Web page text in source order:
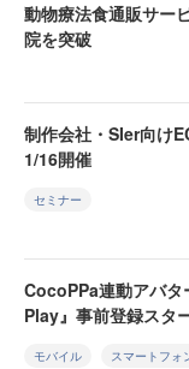
動物療法食通販サー
院を突破
制作会社・SIer向け
1/16開催
セミナー
CocoPPa連動アバ
Play』事前登録スタ
モバイル スマートフォ